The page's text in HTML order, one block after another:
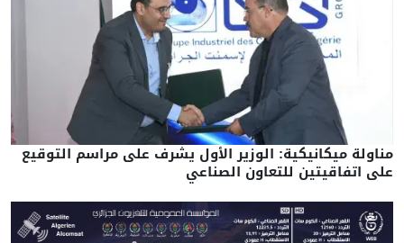
مناولة ميكانيكية: الوزير الأول يشرف على مراسم التوقيع
على اتفاقيتين للتعاون الصناعي